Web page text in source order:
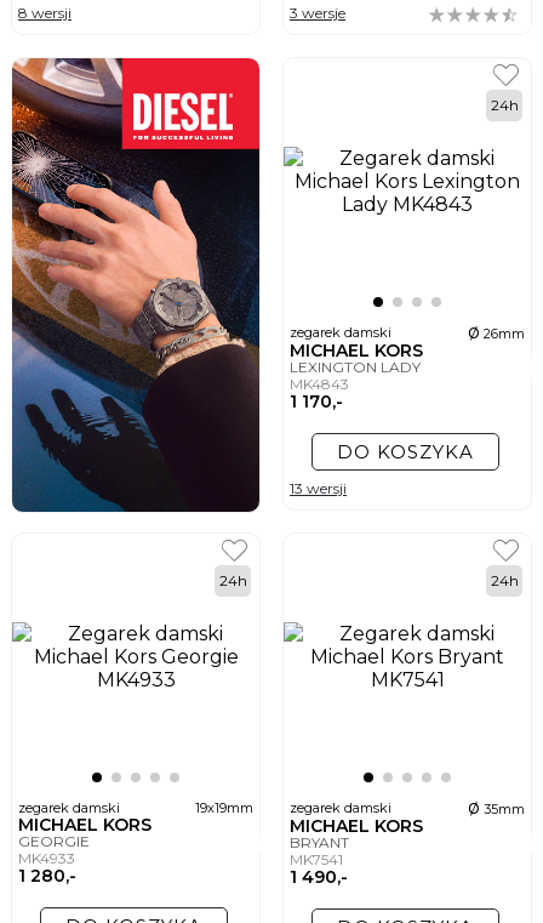
8 wersji 3 wersje
zegarek damski ø 26mm
MICHAEL KORS
LEXINGTON LADY
MK4843
1 170,-
24h
DO KOSZYKA
13 wersji
zegarek damski 19x19mm
MICHAEL KORS
GEORGIE
MK4933
1 280,-
24h
zegarek damski ø 35mm
MICHAEL KORS
BRYANT
MK7541
1 490,-
24h